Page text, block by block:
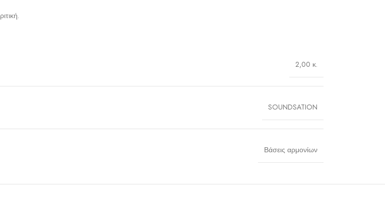
2,00 κ.
SOUNDSATION
Βάσεις αρμονίων